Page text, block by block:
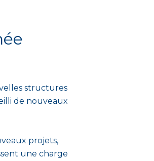
structures
de nouveaux
projets,
une charge